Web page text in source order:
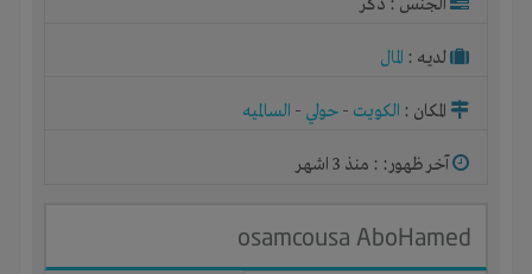
الجنس : ذكر
لديـه : المال
المكان : الكويت - حولي - السالميه
آخر ظهور: : منذ 3 اشهر
osamcousa AboHamed